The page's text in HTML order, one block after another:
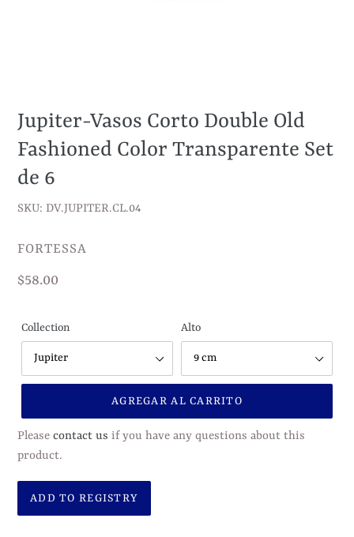
Jupiter-Vasos Corto Double Old
Fashioned Color Transparente Set
de 6
SKU: DV.JUPITER.CL.04
VENDEDOR
FORTESSA
Precio
$58.00
Collection Alto
AGREGAR AL CARRITO
Please contact us if you have any questions about this
product.